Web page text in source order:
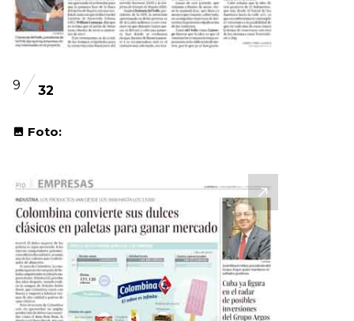
9 32
Foto: